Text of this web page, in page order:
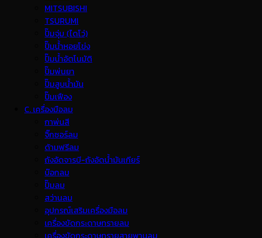
MITSUBISHI
TSURUMI
ปั๊มจุ่ม (ไดโว่)
ปั๊มน้ำหอยโข่ง
ปั๊มน้ำอัตโนมัติ
ปั๊มพ่นยา
ปั๊มสูบน้ำมัน
ปั๊มเฟือง
C. เครื่องมือลม
กาพ่นสี
จิ๊กซอร์ลม
ด้ามฟรีลม
ถังอัดจารบี-ถังอัดน้ำมันเกียร์
บ๊อกลม
ปั๊มลม
สว่านลม
อุปกรณ์เสริมเครื่องมือลม
เครื่องขัดกระดาษทรายลม
เครื่องขัดกระดาษทรายสายพานลม